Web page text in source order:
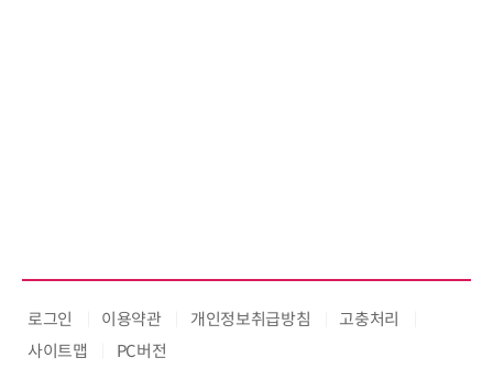
로그인 이용약관 개인정보취급방침
고충처리
사이트맵
PC버전